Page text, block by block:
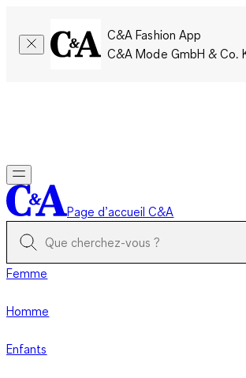
C&A Fashion App
C&A Mode GmbH & Co.
Page d’accueil C&A
Femme
Homme
Enfants